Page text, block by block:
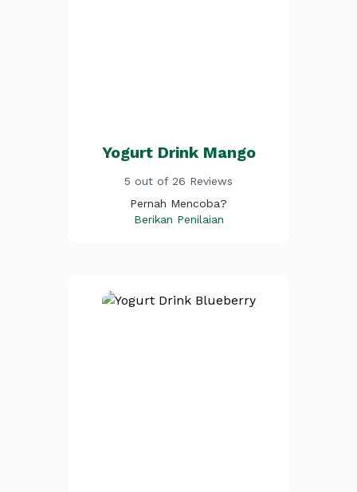
Yogurt Drink Mango
5 out of 26 Reviews
Pernah Mencoba?
Berikan Penilaian